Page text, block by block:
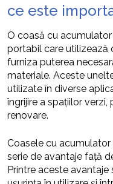
ce este
O coasă cu
portabil care utilizează
furniza puterea
materiale. Aceste
utilizate în diverse
îngrijire a spațiilor
renovare.
Coasele cu
serie de avantaje față
Printre aceste avantaje